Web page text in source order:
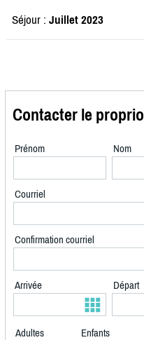
Séjour : Juillet 2023
Contacter le proprio
Prénom Nom
Courriel
Confirmation courriel
Arrivée Départ
Adultes Enfants